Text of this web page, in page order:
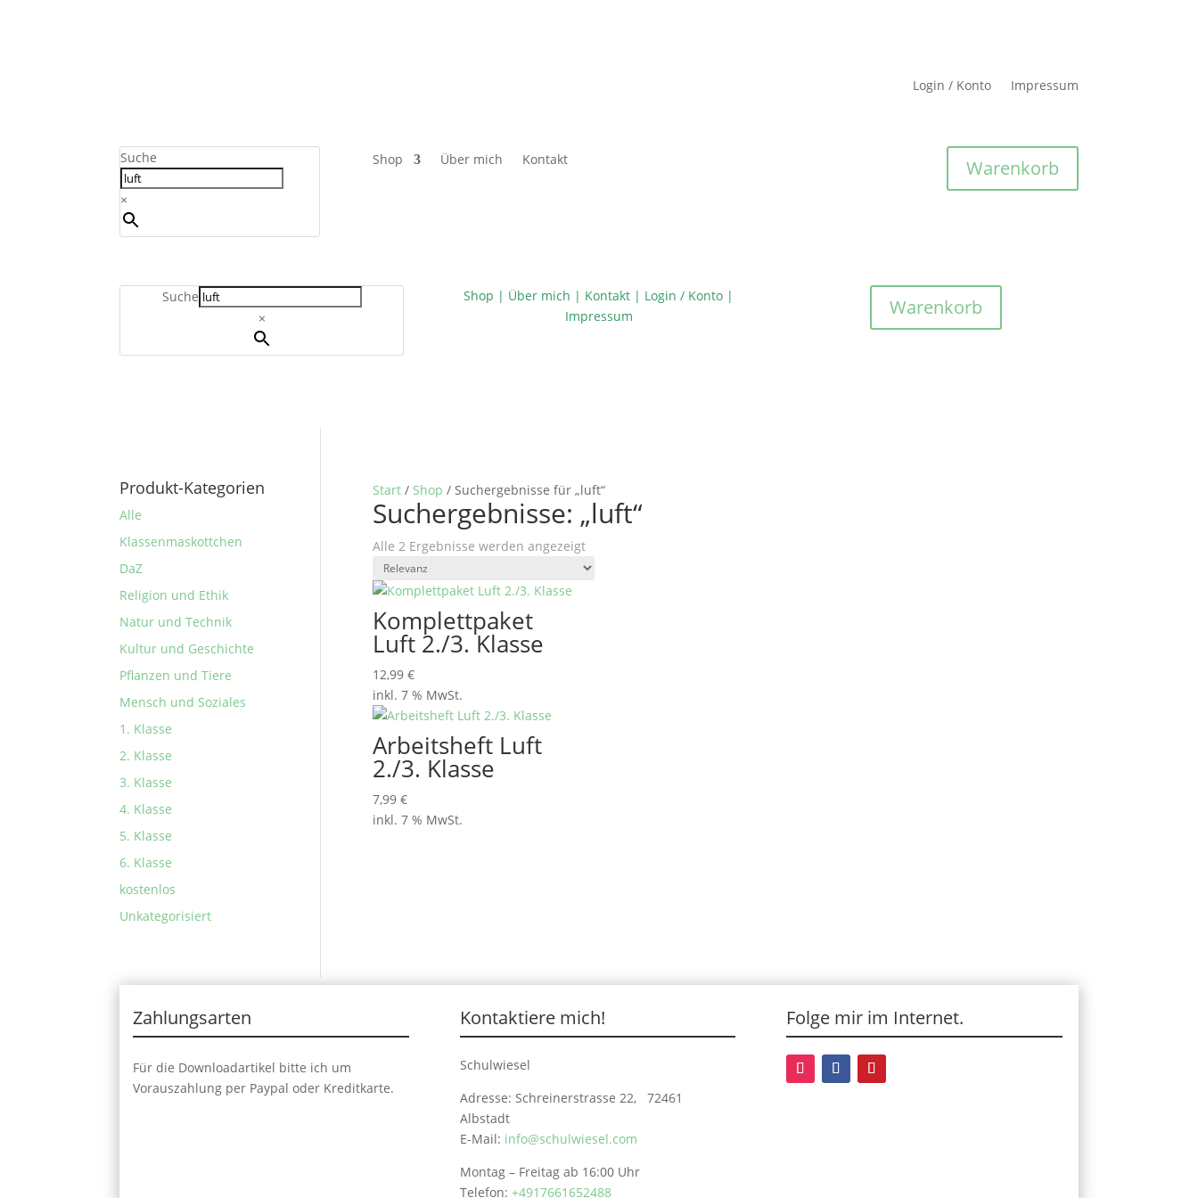
Login / Konto Impressum
Suche
×
Shop Über mich Kontakt Warenkorb
Suche
×
Shop | Über mich | Kontakt | Login / Konto |
Impressum
Warenkorb
Start/ Shop / Suchergebnisse für „luft“
Suchergebnisse: „luft“
Alle 2 Ergebnisse werden angezeigtNach
Aktualität
Komplettpaket
Luft 2./3. Klasse
12,99 €
inkl. 7 % MwSt.
Arbeitsheft Luft
2./3. Klasse
7,99 €
inkl. 7 % MwSt.
Produkt-Kategorien
Alle
Klassenmaskottchen
DaZ
Religion und Ethik
Natur und Technik
Kultur und Geschichte
Pflanzen und Tiere
Mensch und Soziales
1. Klasse
2. Klasse
3. Klasse
4. Klasse
5. Klasse
6. Klasse
kostenlos
Unkategorisiert
Zahlungsarten
Für die Downloadartikel bitte ich um
Vorauszahlung per Paypal oder Kreditkarte.
Kontaktiere mich!
Schulwiesel
Adresse: Schreinerstrasse 22, 72461
Albstadt
E-Mail: info@schulwiesel.com
Montag – Freitag ab 16:00 Uhr
Telefon: +4917661652488
Folge mir im Internet.